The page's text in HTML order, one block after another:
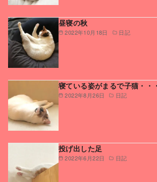
2022年10月18日 日記
昼寝の秋
2022年8月26日 日記
寝ている姿がまるで子猫・・・
2022年6月22日 日記
投げ出した足